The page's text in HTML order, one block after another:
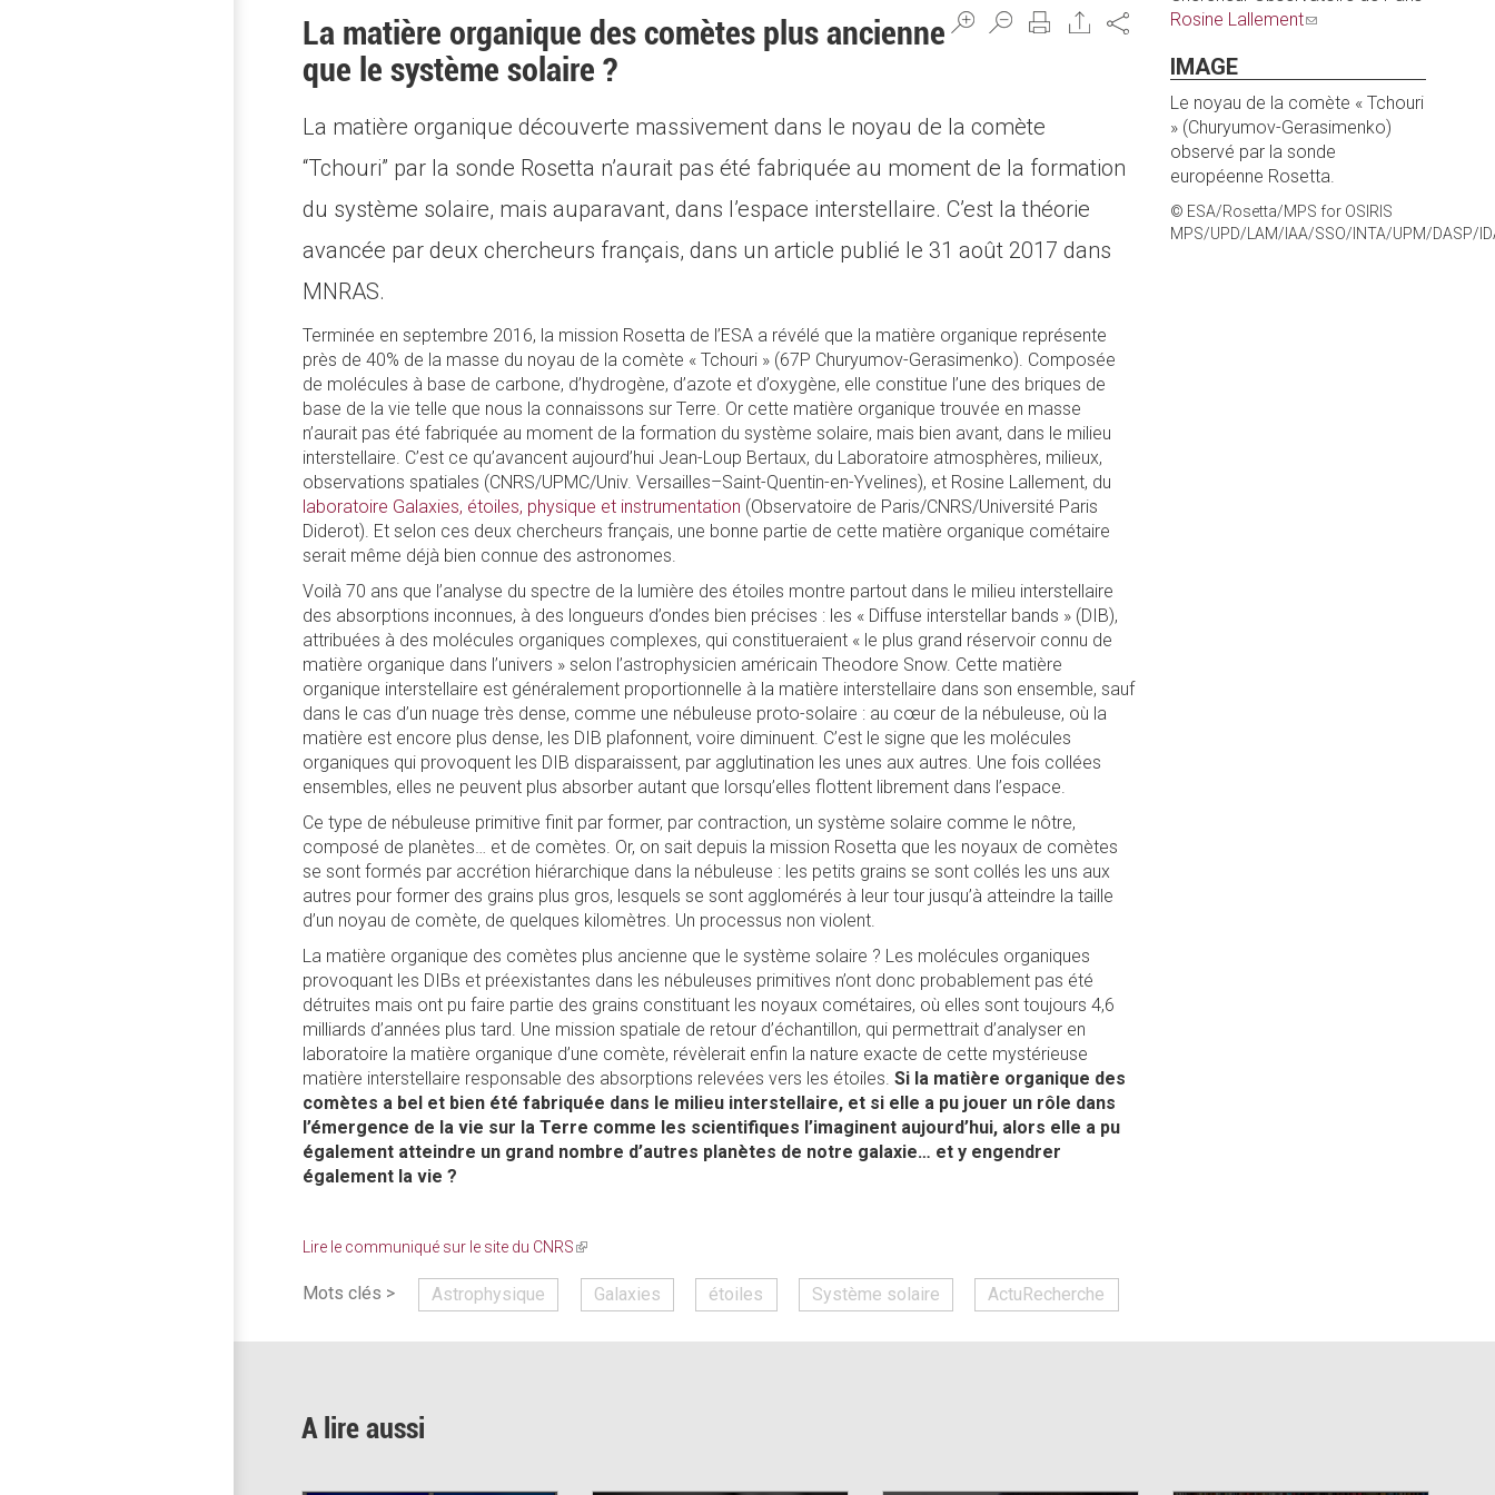
Share
La matière organique des comètes plus ancienne
que le système solaire ?
La matière organique découverte massivement dans le noyau de la comète
“Tchouri” par la sonde Rosetta n’aurait pas été fabriquée au moment de la formation
du système solaire, mais auparavant, dans l’espace interstellaire. C’est la théorie
avancée par deux chercheurs français, dans un article publié le 31 août 2017 dans
MNRAS.
Terminée en septembre 2016, la mission Rosetta de l’ESA a révélé que la matière organique représente
près de 40% de la masse du noyau de la comète « Tchouri » (67P Churyumov-Gerasimenko). Composée
de molécules à base de carbone, d’hydrogène, d’azote et d’oxygène, elle constitue l’une des briques de
base de la vie telle que nous la connaissons sur Terre. Or cette matière organique trouvée en masse
n’aurait pas été fabriquée au moment de la formation du système solaire, mais bien avant, dans le milieu
interstellaire. C’est ce qu’avancent aujourd’hui Jean-Loup Bertaux, du Laboratoire atmosphères, milieux,
observations spatiales (CNRS/UPMC/Univ. Versailles–Saint-Quentin-en-Yvelines), et Rosine Lallement, du
laboratoire Galaxies, étoiles, physique et instrumentation (Observatoire de Paris/CNRS/Université Paris
Diderot). Et selon ces deux chercheurs français, une bonne partie de cette matière organique cométaire
serait même déjà bien connue des astronomes.
Voilà 70 ans que l’analyse du spectre de la lumière des étoiles montre partout dans le milieu interstellaire
des absorptions inconnues, à des longueurs d’ondes bien précises : les « Diffuse interstellar bands » (DIB),
attribuées à des molécules organiques complexes, qui constitueraient « le plus grand réservoir connu de
matière organique dans l’univers » selon l’astrophysicien américain Theodore Snow. Cette matière
organique interstellaire est généralement proportionnelle à la matière interstellaire dans son ensemble, sauf
dans le cas d’un nuage très dense, comme une nébuleuse proto-solaire : au cœur de la nébuleuse, où la
matière est encore plus dense, les DIB plafonnent, voire diminuent. C’est le signe que les molécules
organiques qui provoquent les DIB disparaissent, par agglutination les unes aux autres. Une fois collées
ensembles, elles ne peuvent plus absorber autant que lorsqu’elles flottent librement dans l’espace.
Ce type de nébuleuse primitive finit par former, par contraction, un système solaire comme le nôtre,
composé de planètes… et de comètes. Or, on sait depuis la mission Rosetta que les noyaux de comètes
se sont formés par accrétion hiérarchique dans la nébuleuse : les petits grains se sont collés les uns aux
autres pour former des grains plus gros, lesquels se sont agglomérés à leur tour jusqu’à atteindre la taille
d’un noyau de comète, de quelques kilomètres. Un processus non violent.
La matière organique des comètes plus ancienne que le système solaire ? Les molécules organiques
provoquant les DIBs et préexistantes dans les nébuleuses primitives n’ont donc probablement pas été
détruites mais ont pu faire partie des grains constituant les noyaux cométaires, où elles sont toujours 4,6
milliards d’années plus tard. Une mission spatiale de retour d’échantillon, qui permettrait d’analyser en
laboratoire la matière organique d’une comète, révèlerait enfin la nature exacte de cette mystérieuse
matière interstellaire responsable des absorptions relevées vers les étoiles. Si la matière organique des
comètes a bel et bien été fabriquée dans le milieu interstellaire, et si elle a pu jouer un rôle dans
l’émergence de la vie sur la Terre comme les scientifiques l’imaginent aujourd’hui, alors elle a pu
également atteindre un grand nombre d’autres planètes de notre galaxie… et y engendrer
également la vie ?
Lire le communiqué sur le site du CNRS(link
external)
Mots clés > Astrophysique Galaxies étoiles Système solaire ActuRecherche
Rosine Lallement(link
mail)
IMAGE
Le noyau de la comète « Tchouri
» (Churyumov-Gerasimenko)
observé par la sonde
européenne Rosetta.
© ESA/Rosetta/MPS for OSIRIS
MPS/UPD/LAM/IAA/SSO/INTA/UPM/DASP/
A lire aussi